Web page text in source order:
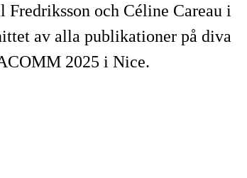
och Céline Careau i
av alla publikationer på diva
2025 i Nice.